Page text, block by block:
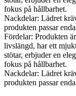
fokus på hållbarhet.
Nackdelar: Lädret
produkten passar
Fördelar: Produkten
livslängd, har ett
stötar, erbjuder en
fokus på hållbarhet.
Nackdelar: Lädret
produkten passar